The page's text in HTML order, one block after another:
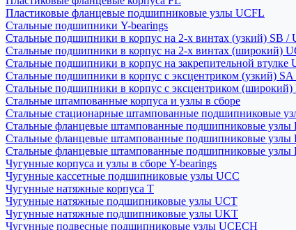
Пластиковые фланцевые подшипниковые узлы UCFL
Стальные подшипники Y-bearings
Стальные подшипники в корпус на 2-х винтах (узкий) SB /
Стальные подшипники в корпус на 2-х винтах (широкий)
Стальные подшипники в корпус на закрепительной втулке
Стальные подшипники в корпус с эксцентриком (узкий)
Стальные подшипники в корпус с эксцентриком (широкий)
Стальные штампованные корпуса и узлы в сборе
Стальные стационарные штампованные подшипниковые
Стальные фланцевые штампованные подшипниковые узлы
Стальные фланцевые штампованные подшипниковые узлы
Стальные фланцевые штампованные подшипниковые узлы
Чугунные корпуса и узлы в сборе Y-bearings
Чугунные кассетные подшипниковые узлы UCC
Чугунные натяжные корпуса T
Чугунные натяжные подшипниковые узлы UCT
Чугунные натяжные подшипниковые узлы UKT
Чугунные подвесные подшипниковые узлы UCECH